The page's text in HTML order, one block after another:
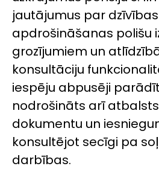
jautājumus par dzīvības
apdrošināšanas polišu
grozījumiem un
konsultāciju
iespēju abpusēji
nodrošināts arī
dokumentu un
konsultējot secīgi pa
darbības.